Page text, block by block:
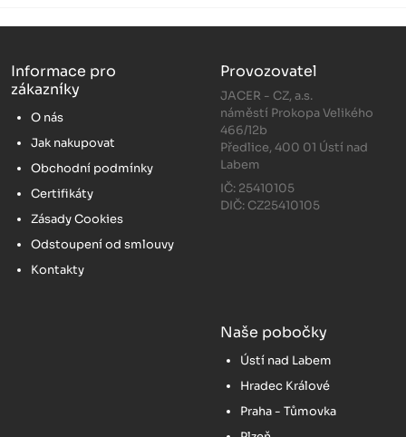
Informace pro
zákazníky
O nás
Jak nakupovat
Obchodní podmínky
Certifikáty
Zásady Cookies
Odstoupení od smlouvy
Kontakty
Provozovatel
JACER - CZ, a.s.
náměstí Prokopa Velikého
466/12b
Předlice, 400 01 Ústí nad
Labem
IČ: 25410105
DIČ: CZ25410105
Naše pobočky
Ústí nad Labem
Hradec Králové
Praha - Tůmovka